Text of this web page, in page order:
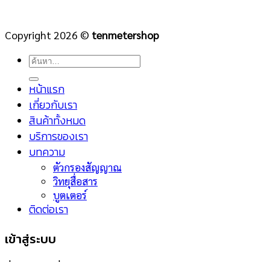
Copyright 2026 © tenmetershop
ค้นหา:
หน้าแรก
เกี่ยวกับเรา
สินค้าทั้งหมด
บริการของเรา
บทความ
ตัวกรองสัญญาณ
วิทยุสื่อสาร
บูตเตอร์
ติดต่อเรา
เข้าสู่ระบบ